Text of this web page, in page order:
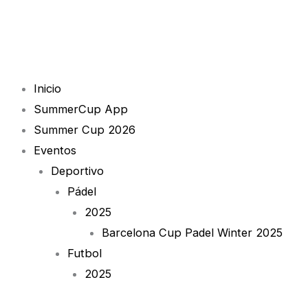
Inicio
SummerCup App
Summer Cup 2026
Eventos
Deportivo
Pádel
2025
Barcelona Cup Padel Winter 2025
Futbol
2025